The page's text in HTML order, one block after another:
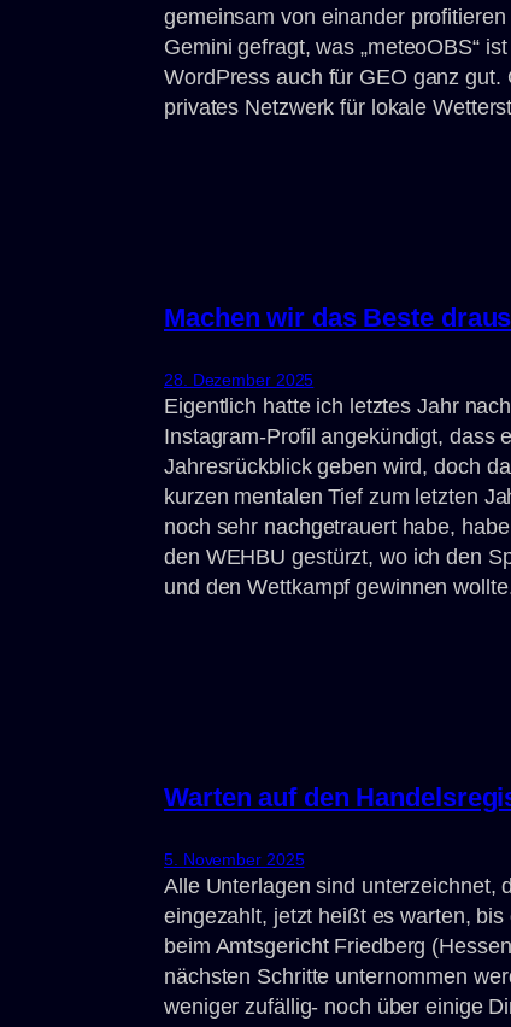
gemeinsam von einander
Gemini gefragt, was „meteoOBS“
WordPress auch für GEO ganz
privates Netzwerk für lokale
Machen wir das Beste draus
28. Dezember 2025
Eigentlich hatte ich letztes Jahr
Instagram-Profil angekündigt, dass
Jahresrückblick geben wird, doch
kurzen mentalen Tief zum letzten
noch sehr nachgetrauert habe,
den WEHBU gestürzt, wo ich den
und den Wettkampf gewinnen
Warten auf den
5. November 2025
Alle Unterlagen sind unterzeichnet,
eingezahlt, jetzt heißt es warten,
beim Amtsgericht Friedberg
nächsten Schritte unternommen
weniger zufällig- noch über einige